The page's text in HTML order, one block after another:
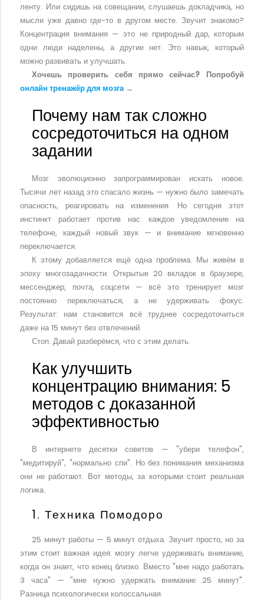
ленту. Или сидишь на совещании, слушаешь докладчика, но
мысли уже давно где-то в другом месте. Звучит знакомо?
Концентрация внимания — это не природный дар, которым
одни люди наделены, а другие нет. Это навык, который
можно развивать и улучшать.
Хочешь проверить себя прямо сейчас? Попробуй
онлайн тренажёр для мозга→
Почему нам так сложно
сосредоточиться на одном
задании
Мозг эволюционно запрограммирован искать новое.
Тысячи лет назад это спасало жизнь — нужно было замечать
опасность, реагировать на изменения. Но сегодня этот
инстинкт работает против нас: каждое уведомление на
телефоне, каждый новый звук — и внимание мгновенно
переключается.
К этому добавляется ещё одна проблема. Мы живём в
эпоху многозадачности. Открытые 20 вкладок в браузере,
мессенджер, почта, соцсети — всё это тренирует мозг
постоянно переключаться, а не удерживать фокус.
Результат: нам становится всё труднее сосредоточиться
даже на 15 минут без отвлечений.
Стоп. Давай разберёмся, что с этим делать.
Как улучшить
концентрацию внимания: 5
методов с доказанной
эффективностью
В интернете десятки советов — "убери телефон",
"медитируй", "нормально спи". Но без понимания механизма
они не работают. Вот методы, за которыми стоит реальная
логика.
1. Техника Помодоро
25 минут работы — 5 минут отдыха. Звучит просто, но за
этим стоит важная идея: мозгу легче удерживать внимание,
когда он знает, что конец близко. Вместо "мне надо работать
3 часа" — "мне нужно удержать внимание 25 минут".
Разница психологически колоссальная.